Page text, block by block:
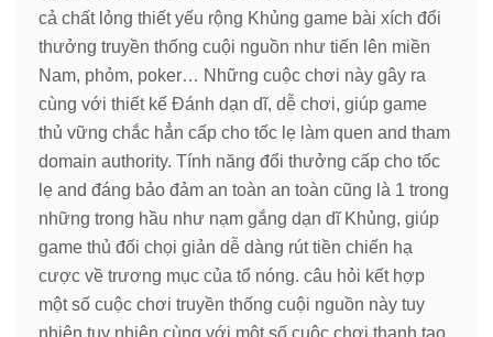
cả chất lỏng thiết yếu rộng Khủng game bài xích đổi
thưởng truyền thống cuội nguồn như tiến lên miền
Nam, phỏm, poker… Những cuộc chơi này gây ra
cùng với thiết kế Đánh dạn dĩ, dễ chơi, giúp game
thủ vững chắc hẳn cấp cho tốc lẹ làm quen and tham
domain authority. Tính năng đổi thưởng cấp cho tốc
lẹ and đáng bảo đảm an toàn an toàn cũng là 1 trong
những trong hầu như nạm gắng dạn dĩ Khủng, giúp
game thủ đối chọi giản dễ dàng rút tiền chiến hạ
cược về trương mục của tổ nóng. câu hỏi kết hợp
một số cuộc chơi truyền thống cuội nguồn này tuy
nhiên tuy nhiên cùng với một số cuộc chơi thanh tao